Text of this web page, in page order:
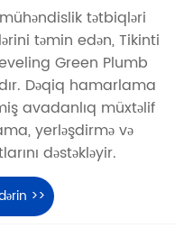
tətbiqləri
təmin edən, Tikinti
Green Plumb
Dəqiq hamarlama
avadanlıq müxtəlif
yerləşdirmə və
dəstəkləyir.
>>